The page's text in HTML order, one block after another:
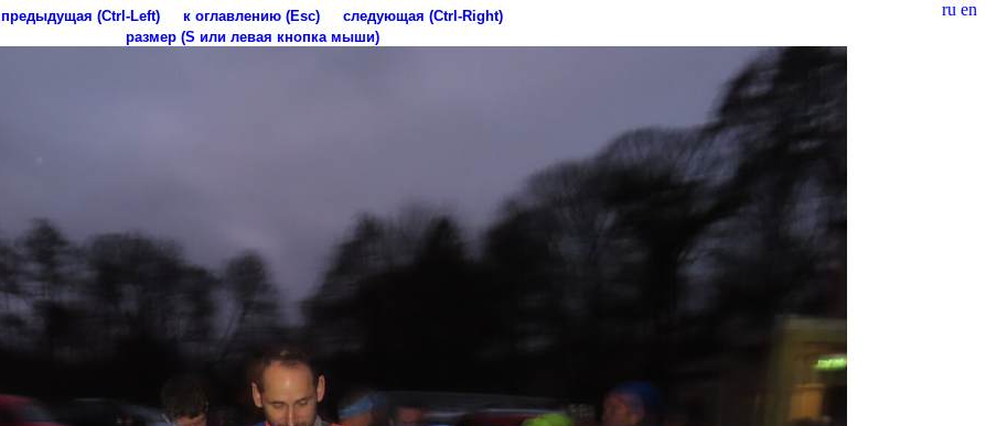
ru en
предыдущая (Ctrl-Left) к оглавлению (Esc)
следующая (Ctrl-Right)
размер (S или левая кнопка мыши)